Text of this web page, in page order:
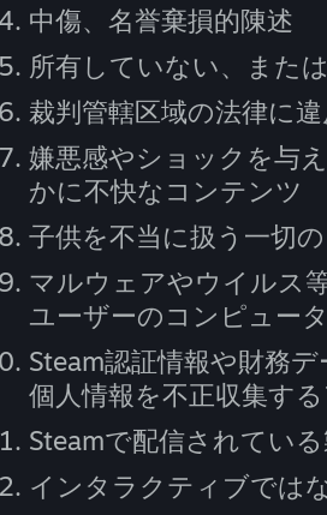
中傷、名誉棄損的陳述
所有していない、また
裁判管轄区域の法律に
嫌悪感やショックを与
かに不快なコンテンツ
子供を不当に扱う一切
マルウェアやウイルス
ユーザーのコンピュー
Steam認証情報や財務
個人情報を不正収集す
Steamで配信されてい
インタラクティブでは